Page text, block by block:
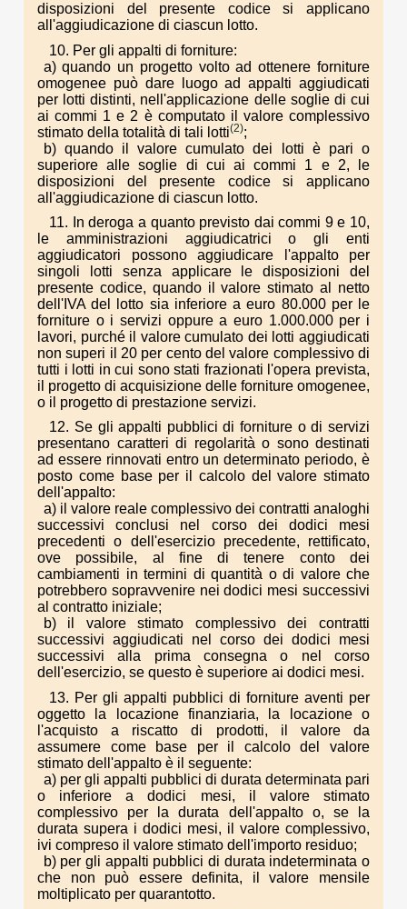
disposizioni del presente codice si applicano
all'aggiudicazione di ciascun lotto.
10. Per gli appalti di forniture:
a) quando un progetto volto ad ottenere forniture
omogenee può dare luogo ad appalti aggiudicati
per lotti distinti, nell'applicazione delle soglie di cui
ai commi 1 e 2 è computato il valore complessivo
stimato della totalità di tali lotti(2);
b) quando il valore cumulato dei lotti è pari o
superiore alle soglie di cui ai commi 1 e 2, le
disposizioni del presente codice si applicano
all'aggiudicazione di ciascun lotto.
11. In deroga a quanto previsto dai commi 9 e 10,
le amministrazioni aggiudicatrici o gli enti
aggiudicatori possono aggiudicare l'appalto per
singoli lotti senza applicare le disposizioni del
presente codice, quando il valore stimato al netto
dell'IVA del lotto sia inferiore a euro 80.000 per le
forniture o i servizi oppure a euro 1.000.000 per i
lavori, purché il valore cumulato dei lotti aggiudicati
non superi il 20 per cento del valore complessivo di
tutti i lotti in cui sono stati frazionati l'opera prevista,
il progetto di acquisizione delle forniture omogenee,
o il progetto di prestazione servizi.
12. Se gli appalti pubblici di forniture o di servizi
presentano caratteri di regolarità o sono destinati
ad essere rinnovati entro un determinato periodo, è
posto come base per il calcolo del valore stimato
dell'appalto:
a) il valore reale complessivo dei contratti analoghi
successivi conclusi nel corso dei dodici mesi
precedenti o dell'esercizio precedente, rettificato,
ove possibile, al fine di tenere conto dei
cambiamenti in termini di quantità o di valore che
potrebbero sopravvenire nei dodici mesi successivi
al contratto iniziale;
b) il valore stimato complessivo dei contratti
successivi aggiudicati nel corso dei dodici mesi
successivi alla prima consegna o nel corso
dell'esercizio, se questo è superiore ai dodici mesi.
13. Per gli appalti pubblici di forniture aventi per
oggetto la locazione finanziaria, la locazione o
l'acquisto a riscatto di prodotti, il valore da
assumere come base per il calcolo del valore
stimato dell'appalto è il seguente:
a) per gli appalti pubblici di durata determinata pari
o inferiore a dodici mesi, il valore stimato
complessivo per la durata dell'appalto o, se la
durata supera i dodici mesi, il valore complessivo,
ivi compreso il valore stimato dell'importo residuo;
b) per gli appalti pubblici di durata indeterminata o
che non può essere definita, il valore mensile
moltiplicato per quarantotto.